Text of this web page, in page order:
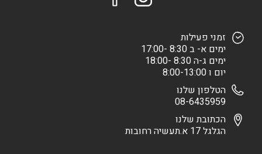
זמני פעילות
ימים א- ב 8:30 -17:00
ימים ג-ה 8:30 -18:00
יום ו 8:00-13:00
הטלפון שלנו
08-6435959
הכתובת שלנו
הגלגל 17 א.תעשיה רחובות